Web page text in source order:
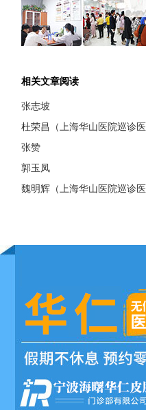
相关文章阅读
张志坡
杜荣昌（上海华山医院巡诊医
张赞
郭玉凤
魏明辉（上海华山医院巡诊医